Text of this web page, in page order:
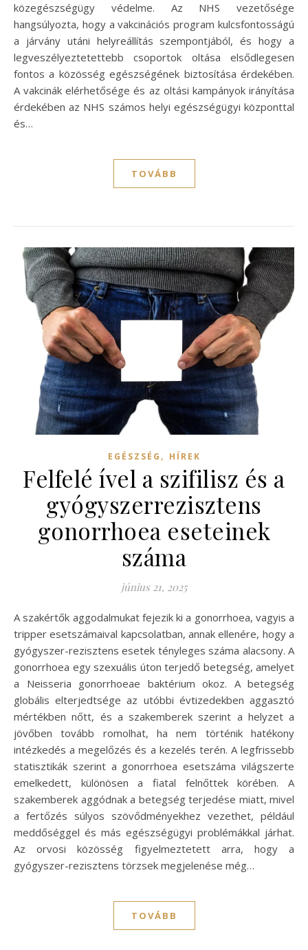
közegészségügy védelme. Az NHS vezetősége
hangsúlyozta, hogy a vakcinációs program kulcsfontosságú
a járvány utáni helyreállítás szempontjából, és hogy a
legveszélyeztetettebb csoportok oltása elsődlegesen
fontos a közösség egészségének biztosítása érdekében.
A vakcinák elérhetősége és az oltási kampányok irányítása
érdekében az NHS számos helyi egészségügyi központtal
és…
TOVÁBB
EGÉSZSÉG , HÍREK
Felfelé ível a szifilisz és a
gyógyszerrezisztens
gonorrhoea eseteinek
száma
június 21, 2025
A szakértők aggodalmukat fejezik ki a gonorrhoea, vagyis a
tripper esetszámaival kapcsolatban, annak ellenére, hogy a
gyógyszer-rezisztens esetek tényleges száma alacsony. A
gonorrhoea egy szexuális úton terjedő betegség, amelyet
a Neisseria gonorrhoeae baktérium okoz. A betegség
globális elterjedtsége az utóbbi évtizedekben aggasztó
mértékben nőtt, és a szakemberek szerint a helyzet a
jövőben tovább romolhat, ha nem történik hatékony
intézkedés a megelőzés és a kezelés terén. A legfrissebb
statisztikák szerint a gonorrhoea esetszáma világszerte
emelkedett, különösen a fiatal felnőttek körében. A
szakemberek aggódnak a betegség terjedése miatt, mivel
a fertőzés súlyos szövődményekhez vezethet, például
meddőséggel és más egészségügyi problémákkal járhat.
Az orvosi közösség figyelmeztetett arra, hogy a
gyógyszer-rezisztens törzsek megjelenése még…
TOVÁBB